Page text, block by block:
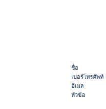
ชื่อ
เบอร์โทรศัพท์
อีเมล
หัวข้อ